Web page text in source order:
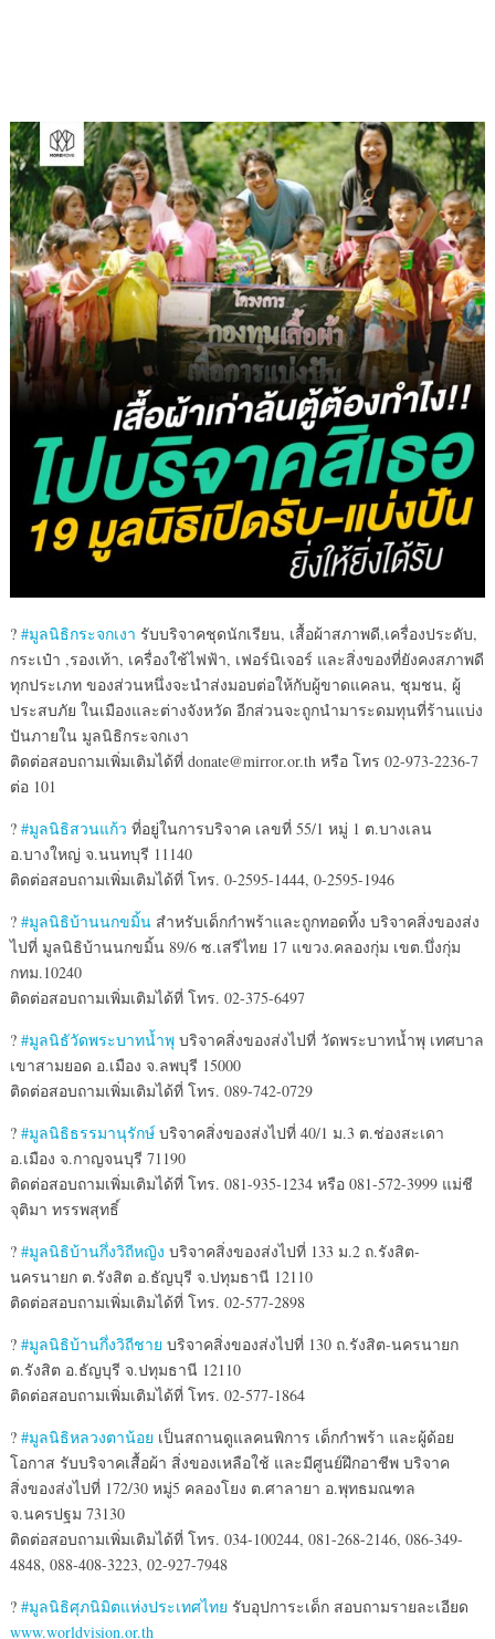
? #มูลนิธิกระจกเงา รับบริจาคชุดนักเรียน, เสื้อผ้าสภาพดี,เครื่องประดับ,
กระเป๋า ,รองเท้า, เครื่องใช้ไฟฟ้า, เฟอร์นิเจอร์ และสิ่งของที่ยังคงสภาพดี
ทุกประเภท ของส่วนหนึ่งจะนำส่งมอบต่อให้กับผู้ขาดแคลน, ชุมชน, ผู้
ประสบภัย ในเมืองและต่างจังหวัด อีกส่วนจะถูกนำมาระดมทุนที่ร้านแบ่ง
ปันภายใน มูลนิธิกระจกเงา
ติดต่อสอบถามเพิ่มเติมได้ที่ donate@mirror.or.th หรือ โทร 02-973-2236-7
ต่อ 101
? #มูลนิธิสวนแก้ว ที่อยู่ในการบริจาค เลขที่ 55/1 หมู่ 1 ต.บางเลน
อ.บางใหญ่ จ.นนทบุรี 11140
ติดต่อสอบถามเพิ่มเติมได้ที่ โทร. 0-2595-1444, 0-2595-1946
? #มูลนิธิบ้านนกขมิ้นสำหรับเด็กกำพร้าและถูกทอดทิ้ง บริจาคสิ่งของส่ง
ไปที่ มูลนิธิบ้านนกขมิ้น 89/6 ซ.เสรีไทย 17 แขวง.คลองกุ่ม เขต.บึ่งกุ่ม
กทม.10240
ติดต่อสอบถามเพิ่มเติมได้ที่ โทร. 02-375-6497
? #มูลนิธัวัดพระบาทน้ำพุบริจาคสิ่งของส่งไปที่ วัดพระบาทน้ำพุ เทศบาล
เขาสามยอด อ.เมือง จ.ลพบุรี 15000
ติดต่อสอบถามเพิ่มเติมได้ที่ โทร. 089-742-0729
? #มูลนิธิธรรมานุรักษ์บริจาคสิ่งของส่งไปที่ 40/1 ม.3 ต.ช่องสะเดา
อ.เมือง จ.กาญจนบุรี 71190
ติดต่อสอบถามเพิ่มเติมได้ที่ โทร. 081-935-1234 หรือ 081-572-3999 แม่ชี
จุติมา ทรรพสุทธิ์
? #มูลนิธิบ้านกึ่งวิถีหญิง บริจาคสิ่งของส่งไปที่ 133 ม.2 ถ.รังสิต-
นครนายก ต.รังสิต อ.ธัญบุรี จ.ปทุมธานี 12110
ติดต่อสอบถามเพิ่มเติมได้ที่ โทร. 02-577-2898
? #มูลนิธิบ้านกึ่งวิถีชาย บริจาคสิ่งของส่งไปที่ 130 ถ.รังสิต-นครนายก
ต.รังสิต อ.ธัญบุรี จ.ปทุมธานี 12110
ติดต่อสอบถามเพิ่มเติมได้ที่ โทร. 02-577-1864
? #มูลนิธิหลวงตาน้อย เป็นสถานดูแลคนพิการ เด็กกำพร้า และผู้ด้อย
โอกาส รับบริจาคเสื้อผ้า สิ่งของเหลือใช้ และมีศูนย์ฝึกอาชีพ บริจาค
สิ่งของส่งไปที่ 172/30 หมู่5 คลองโยง ต.ศาลายา อ.พุทธมณฑล
จ.นครปฐม 73130
ติดต่อสอบถามเพิ่มเติมได้ที่ โทร. 034-100244, 081-268-2146, 086-349-
4848, 088-408-3223, 02-927-7948
? #มูลนิธิศุภนิมิตแห่งประเทศไทย รับอุปการะเด็ก สอบถามรายละเอียด
www.worldvision.or.th